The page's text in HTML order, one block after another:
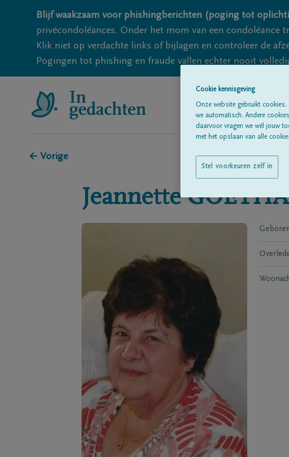
Blijf waakzaam voor phishingberichten (poging tot
privécondoléances. Onder het mom van een condoléance
Klik niet op verdachte links of bijlagen en controleer de
Pogingen tot phishing en fraude vallen echter nooit
← Vorige
Jeannette
Cookie kennisgeving
Onze website gebruikt
we automatisch. Andere
daarvoor vragen we wél jouw
met het opslaan van alle
Stel voorkeuren zelf in